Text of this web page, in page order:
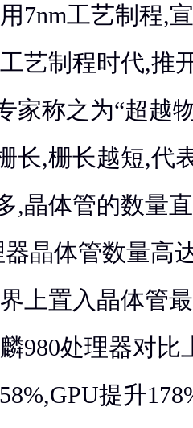
7nm工艺制程,
艺制程时代,推
家称之为“超越
长,栅长越短,代
,晶体管的数量
器晶体管数量高
上置入晶体管
980处理器对比
提升